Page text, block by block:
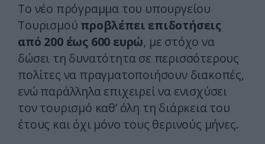
Το νέο πρόγραμμα του υπουργείου
Τουρισμού προβλέπει επιδοτήσεις
από 200 έως 600 ευρώ, με στόχο να
δώσει τη δυνατότητα σε περισσότερους
πολίτες να πραγματοποιήσουν διακοπές,
ενώ παράλληλα επιχειρεί να ενισχύσει
τον τουρισμό καθ’ όλη τη διάρκεια του
έτους και όχι μόνο τους θερινούς μήνες.